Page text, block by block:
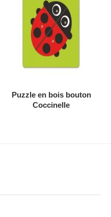
AJOUTER AU DEVIS
Puzzle en bois bouton
Coccinelle